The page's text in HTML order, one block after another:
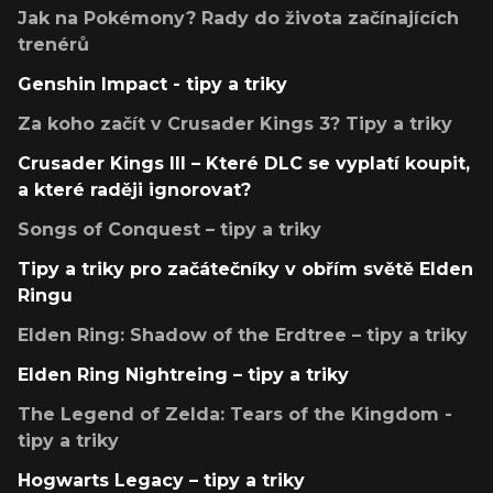
Jak na Pokémony? Rady do života začínajících
trenérů
Genshin Impact - tipy a triky
Za koho začít v Crusader Kings 3? Tipy a triky
Crusader Kings III – Které DLC se vyplatí koupit,
a které raději ignorovat?
Songs of Conquest – tipy a triky
Tipy a triky pro začátečníky v obřím světě Elden
Ringu
Elden Ring: Shadow of the Erdtree – tipy a triky
Elden Ring Nightreing – tipy a triky
The Legend of Zelda: Tears of the Kingdom -
tipy a triky
Hogwarts Legacy – tipy a triky